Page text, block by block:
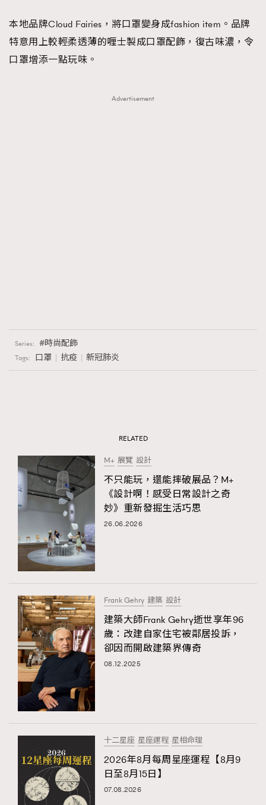
AFrenchMind
DressLikeAParisienne
EmpowerF
FashionWeek FigaroAesthetic
本地品牌Cloud Fairies，將口罩變身成fashion item。品牌
特意用上較輕柔透薄的喱士製成口罩配飾，復古味濃，令
口罩增添一點玩味。
Advertisement
Series: 時尚配飾
Tags: 口罩 抗疫 新冠肺炎
RELATED
M+ 展覽 設計
不只能玩，還能摔破展品？M+
《設計啊！感受日常設計之奇
妙》重新發掘生活巧思
26.06.2026
Frank Gehry 建築 設計
建築大師Frank Gehry逝世享年96
歲：改建自家住宅被鄰居投訴，
卻因而開啟建築界傳奇
08.12.2025
十二星座 星座運程 星相命理
2026年8月每周星座運程【8月9
日至8月15日】
07.08.2026